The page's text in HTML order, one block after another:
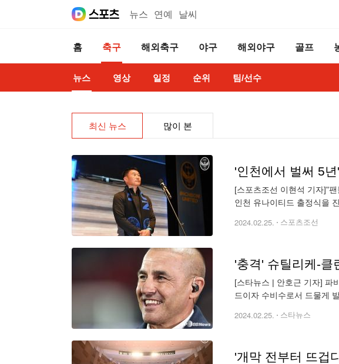
뉴스 연예 날씨
홈 축구 해외축구 야구 해외야구 골프
뉴스 영상 일정 순위 팀/선수
최신 뉴스 많이 본
'인천에서 벌써 5
[스포츠조선 이현석 기자]"
인천 유나이티드 출정식을
2024.02.25. 스포츠조선
[스타뉴스 | 안호근 기자] 파
드이자 수비수로서 드물게
2024.02.25. 스타뉴스
'개막 전부터 뜨겁